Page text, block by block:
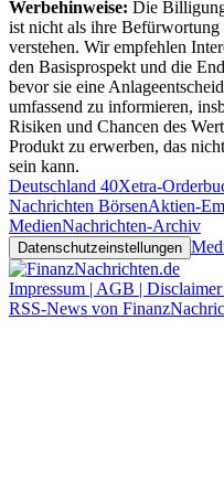
Werbehinweise: Die
ist nicht als ihre Befürwortung
verstehen. Wir empfehlen
den Basisprospekt und die
bevor sie eine
umfassend zu informieren,
Risiken und Chancen des
Produkt zu erwerben, das
sein kann.
Deutschland 40Xetra-
Nachrichten BörsenAktien-
MedienNachrichten-Archiv
Datenschutzeinstellungen
Impressum | AGB |
RSS-News von